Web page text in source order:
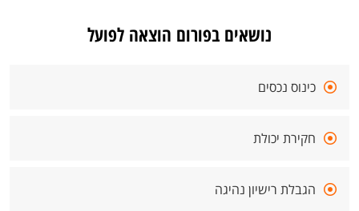
נושאים בפורום הוצאה לפועל
כינוס נכסים
חקירת יכולת
הגבלת רישיון נהיגה